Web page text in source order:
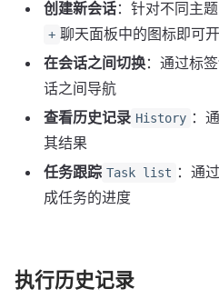
创建新会话：针对不同主
+ 聊天面板中的图标即可
在会话之间切换：通过标
话之间导航
查看历史记录 History ：
其结果
任务跟踪 Task list ：通
成任务的进度
执行历史记录